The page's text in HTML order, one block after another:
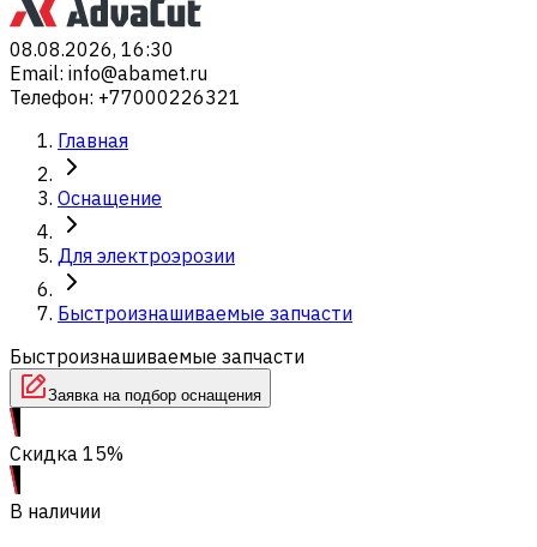
08.08.2026, 16:30
Email: info@abamet.ru
Телефон: +77000226321
Главная
Оснащение
Для электроэрозии
Быстроизнашиваемые запчасти
Быстроизнашиваемые запчасти
Заявка на подбор оснащения
Скидка 15%
В наличии